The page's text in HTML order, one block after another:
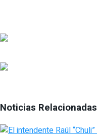
Noticias Relacionadas